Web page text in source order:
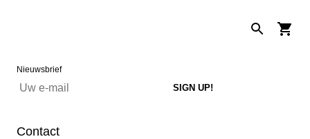
Nieuwsbrief
Contact